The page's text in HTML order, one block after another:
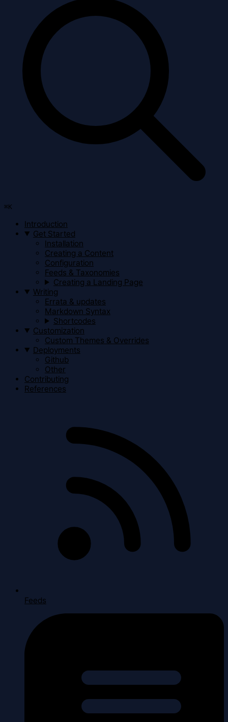
⌘K
Introduction
Get Started
Installation
Creating a Content
Configuration
Feeds & Taxonomies
Creating a Landing Page
Writing
Errata & updates
Markdown Syntax
Shortcodes
Customization
Custom Themes & Overrides
Deployments
Github
Other
Contributing
References
Feeds